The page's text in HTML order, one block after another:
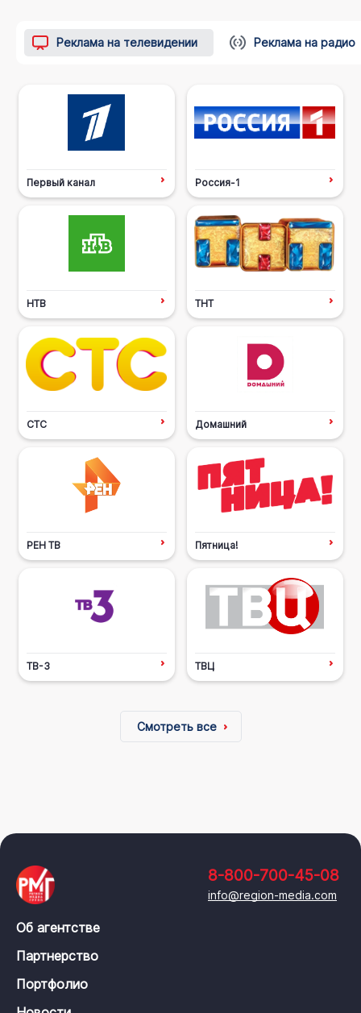
Реклама на телевидении Реклама на радио
Первый канал Россия-1
НТВ ТНТ
СТС Домашний
РЕН ТВ Пятница!
ТВ-3 ТВЦ
Смотреть все
8-800-700-45-08
info@region-media.com
Об агентстве
Партнерство
Портфолио